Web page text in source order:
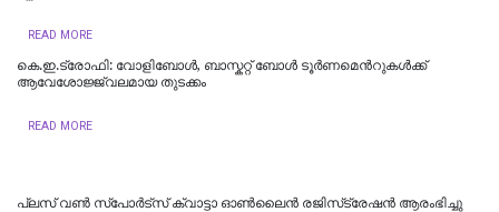
READ MORE
കെ.ഇ.ട്രോഫി: വോളിബോൾ, ബാസ്കറ്റ് ബോൾ ടൂർണമെന്‍റുകള്‍ക്ക്
ആവേശോജ്ജ്വലമായ തുടക്കം
READ MORE
പ്ലസ് വണ്‍ സ്‌പോര്‍ട്സ് ക്വാട്ടാ ഓണ്‍ലൈന്‍ രജിസ്‌ട്രേഷന്‍ ആരംഭിച്ചു